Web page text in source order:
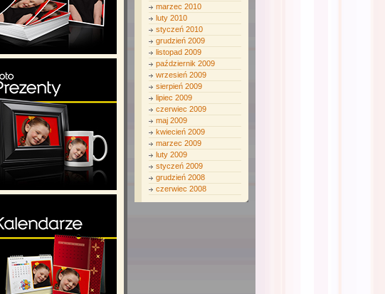
marzec 2010
luty 2010
styczeń 2010
grudzień 2009
listopad 2009
październik 2009
wrzesień 2009
sierpień 2009
lipiec 2009
czerwiec 2009
maj 2009
kwiecień 2009
marzec 2009
luty 2009
styczeń 2009
grudzień 2008
czerwiec 2008